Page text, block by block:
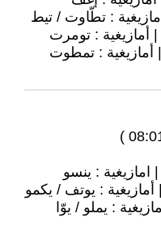
: تطّاوت / تيط
: تومرت
: تمطوت
: ينسو
: يوتف / يكمو
: يملو / يوّا